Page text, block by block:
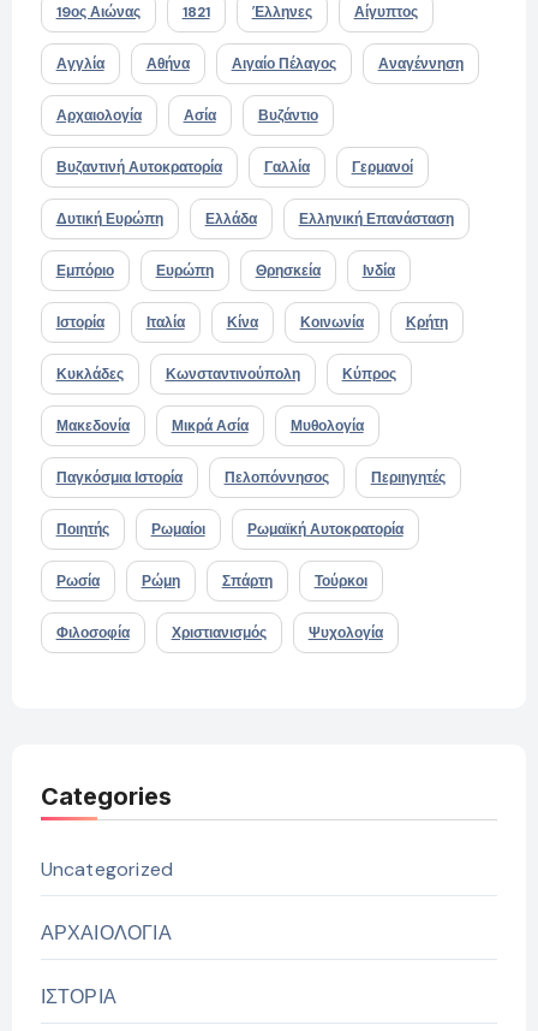
19ος Αιώνας 1821 Έλληνες Αίγυπτος
Αγγλία Αθήνα Αιγαίο Πέλαγος Αναγέννηση
Αρχαιολογία Ασία Βυζάντιο
Βυζαντινή Αυτοκρατορία Γαλλία Γερμανοί
Δυτική Ευρώπη Ελλάδα Ελληνική Επανάσταση
Εμπόριο Ευρώπη Θρησκεία Ινδία
Ιστορία Ιταλία Κίνα Κοινωνία Κρήτη
Κυκλάδες Κωνσταντινούπολη Κύπρος
Μακεδονία Μικρά Ασία Μυθολογία
Παγκόσμια Ιστορία Πελοπόννησος Περιηγητές
Ποιητής Ρωμαίοι Ρωμαϊκή Αυτοκρατορία
Ρωσία Ρώμη Σπάρτη Τούρκοι
Φιλοσοφία Χριστιανισμός Ψυχολογία
Categories
Uncategorized
ΑΡΧΑΙΟΛΟΓΙΑ
ΙΣΤΟΡΙΑ